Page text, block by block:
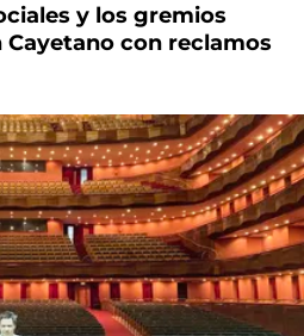
y los gremios
con reclamos